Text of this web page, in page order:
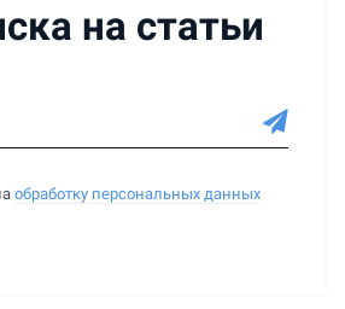
на статьи
обработку персональных данных